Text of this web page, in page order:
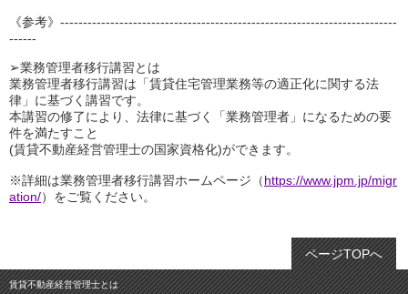
《参考》--------------------------------------------------------------------------
------
➢業務管理者移行講習とは
業務管理者移行講習は「賃貸住宅管理業務等の適正化に関する法
律」に基づく講習です。
本講習の修了により、法律に基づく「業務管理者」になるための要
件を満たすこと
(賃貸不動産経営管理士の国家資格化)ができます。
※詳細は業務管理者移行講習ホームページ（https://www.jpm.jp/migr
ation/）をご覧ください。
ページTOPへ
賃貸不動産経営管理士とは